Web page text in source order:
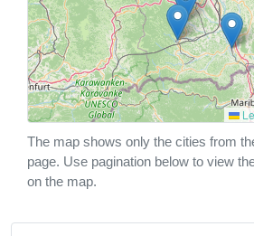
The map shows only the cities from
page. Use pagination below to view
on the map.